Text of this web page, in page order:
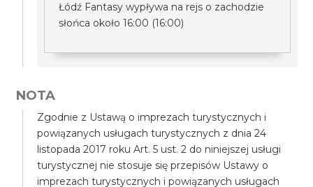
Łódź Fantasy wypływa na rejs o zachodzie
słońca około 16:00 (16:00)
NOTA
Zgodnie z Ustawą o imprezach turystycznych i
powiązanych usługach turystycznych z dnia 24
listopada 2017 roku Art. 5 ust. 2 do niniejszej usługi
turystycznej nie stosuje się przepisów Ustawy o
imprezach turystycznych i powiązanych usługach